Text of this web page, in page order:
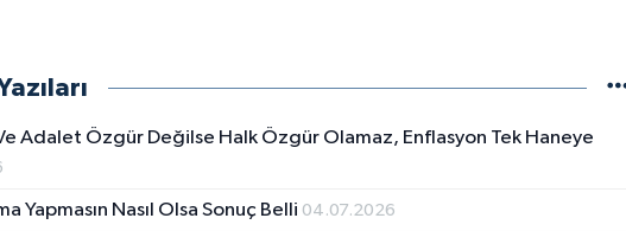
Adalet Özgür Değilse Halk Özgür Olamaz, Enflasyon Tek Haneye
Yapmasın Nasıl Olsa Sonuç Belli 04.07.2026